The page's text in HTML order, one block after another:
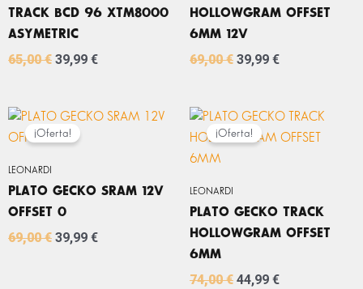
TRACK BCD 96 XTM8000
ASYMETRIC
65,00€ 39,99 €
HOLLOWGRAM OFFSET
6MM 12V
69,00€ 39,99 €
LEONARDI
¡Oferta!
PLATO GECKO SRAM 12V
OFFSET 0
69,00€
EL
PRECIO
ORIGINAL
39,99 €
EL
LEONARDI
¡Oferta!
PLATO GECKO TRACK
HOLLOWGRAM OFFSET
6MM
74,00€
EL
PRECIO
ORIGINAL
44,99 €
EL
PRECIO
ACTUAL